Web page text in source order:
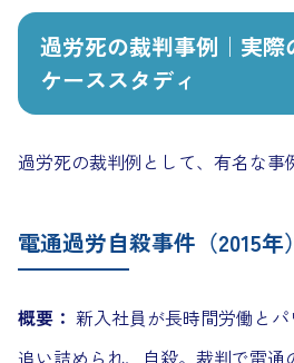
過労死の裁判事例｜実
ケーススタディ
過労死の裁判例として、有名な事
電通過労自殺事件（2015年）
概要： 新入社員が長時間労働と
追い詰められ、自殺。裁判で電通